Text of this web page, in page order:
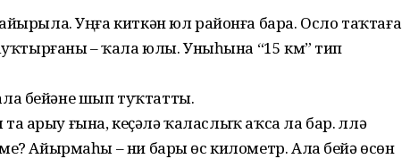
Уңға киткән юл районға бара. Осло таҡтаға
– ҡала юлы. Уныһына “15 км” тип
бейәне шып туҡтатты.
арыу ғына, кеҫәлә ҡаласлыҡ аҡса ла бар. Әллә
Айырмаһы – ни бары өс километр. Ала бейә өсөн